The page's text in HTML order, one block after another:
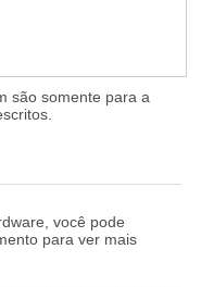
são somente para a
você pode
para ver mais